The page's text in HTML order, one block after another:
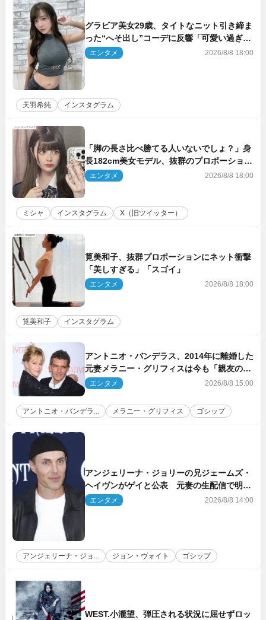
グラビア美女29歳、タイトなニット引き締ま
った“へそ出し”コーデに反響「可愛い過ぎ
る」
エンタメ 2026/8/8 18:00
天羽希純 インスタグラム
「脚の長さ比べ勝てる人いないでしょ？」身
長182cm美女モデル、抜群のプロポーション
にネット衝撃
エンタメ 2026/8/8 18:00
ミシャ インスタグラム X（旧ツイッター）
筧美和子、抜群プロポーションにネット衝撃
「美しすぎる」「スゴイ」
エンタメ 2026/8/8 18:00
筧美和子 インスタグラム
アントニオ・バンデラス、2014年に離婚した
元妻メラニー・グリフィスは今も「親友の一
人」
エンタメ 2026/8/8 15:00
アントニオ・バンデラ... メラニー・グリフィス ゴシップ
アンジェリーナ・ジョリーの兄ジェームズ・
ヘイヴンがゲイと公表 元妻の生配信で明ら
かに
エンタメ 2026/8/8 14:00
アンジェリーナ・ジョ... ジョン・ヴォイト ゴシップ
WEST.小瀧望、弾圧される状況に屈せずロッ